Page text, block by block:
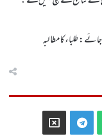
طلباءکا مطالبہ
Telegram
X